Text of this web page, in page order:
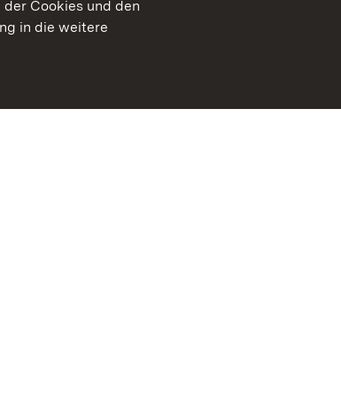
Cookies und den
in die weitere